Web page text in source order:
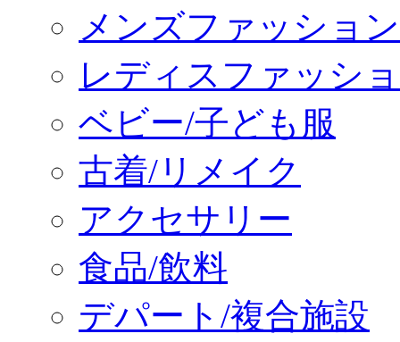
メンズファッション
レディスファッシ
ベビー/子ども服
古着/リメイク
アクセサリー
食品/飲料
デパート/複合施設